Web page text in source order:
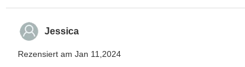
Jessica
Rezensiert am Jan 11,2024